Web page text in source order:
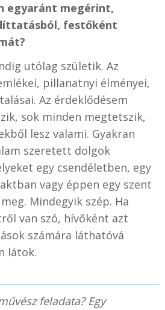
egyaránt megérint,
festőként
utólag születik. Az
pillanatnyi élményei,
Az érdeklődésem
sok minden megtetszik,
lesz valami. Gyakran
szeretett dolgok
egy csendéletben, egy
vagy éppen egy szent
Mindegyik szép. Ha
van szó, hívőként azt
számára láthatóvá
látok.
feladata? Egy